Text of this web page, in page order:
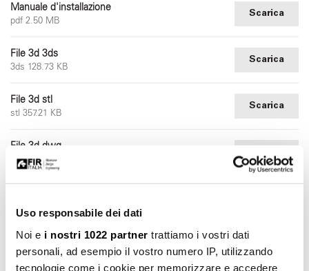
Uso responsabile dei dati
Noi e i nostri 1022 partner trattiamo i vostri dati
personali, ad esempio il vostro numero IP, utilizzando
tecnologie come i cookie per memorizzare e accedere
Manuale d'installazione
pdf 2.50 MB
Scarica
File 3d 3ds
3ds 128.73 KB
Scarica
File 3d stl
stl 357.21 KB
Scarica
File 3d dwg
dwg 227.10 KB